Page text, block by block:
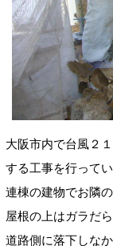
大阪市内で台風２
する工事を行ってい
連棟の建物でお隣
屋根の上はガラだ
道路側に落下しな